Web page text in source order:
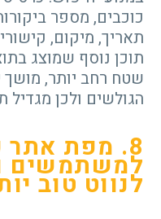
כוכבים, מספר
תאריך, מיקום,
תוכן נוסף שמוצג
שטח רחב יותר,
הגולשים ולכן
8. מפת אתר
למשתמשים
לנווט טוב